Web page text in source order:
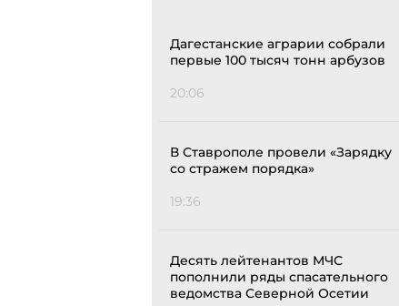
Дагестанские аграрии собрали
первые 100 тысяч тонн арбузов
20:06
В Ставрополе провели «Зарядку
со стражем порядка»
19:36
Десять лейтенантов МЧС
пополнили ряды спасательного
ведомства Северной Осетии